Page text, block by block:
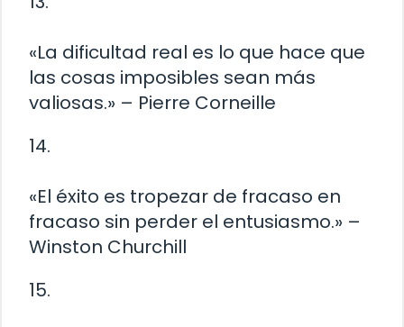
«La dificultad real es lo que hace que
las cosas imposibles sean más
valiosas.» – Pierre Corneille
14.
«El éxito es tropezar de fracaso en
fracaso sin perder el entusiasmo.» –
Winston Churchill
15.